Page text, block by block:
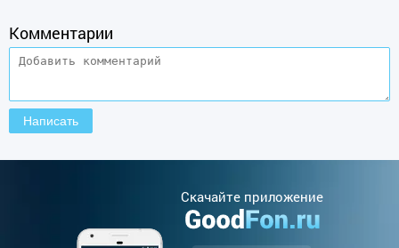
Комментарии
Cкачайте приложение